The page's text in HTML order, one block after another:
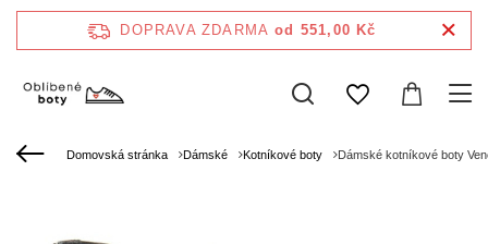
DOPRAVA ZDARMA od 551,00 Kč
Domovská stránka Dámské Kotníkové boty Dámské kotníkové boty